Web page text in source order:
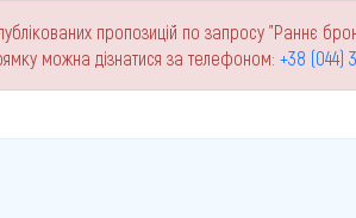
пропозицій по запросу "Раннє
можна дізнатися за телефоном: +38 (044)